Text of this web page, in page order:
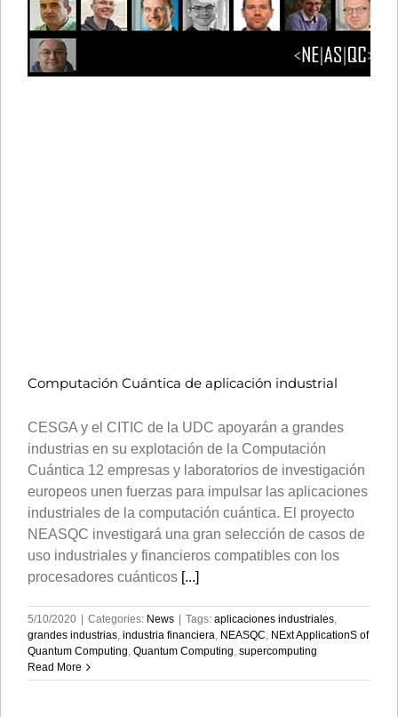
Computación Cuántica de aplicación industrial
CESGA y el CITIC de la UDC apoyarán a grandes
industrias en su explotación de la Computación
Cuántica 12 empresas y laboratorios de investigación
europeos unen fuerzas para impulsar las aplicaciones
industriales de la computación cuántica. El proyecto
NEASQC investigará una gran selección de casos de
uso industriales y financieros compatibles con los
procesadores cuánticos [...]
5/10/2020 | Categories: News | Tags: aplicaciones industriales
grandes industrias industria financiera NEASQC NExt ApplicationS of
Quantum Computing Quantum Computing supercomputing
Read More